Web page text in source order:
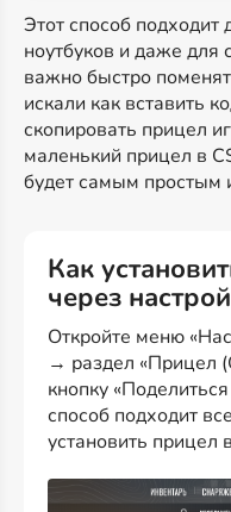
Этот способ подходит
ноутбуков и даже для
важно быстро
искали как вставить
скопировать прицел
маленький прицел в
будет самым
Как
через
Откройте меню
→ раздел «Прицел
кнопку
способ подходит
установить прицел